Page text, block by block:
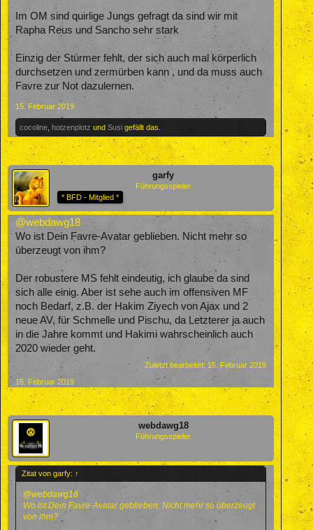
Im OM sind quirlige Jungs gefragt da sind wir mit
Rapha Reus und Sancho sehr stark
Einzig der Stürmer fehlt, der sich auch mal körperlich
durchsetzen und zermürben kann , und da muss auch
Favre zur Not dazulernen.
15. Februar 2019
cocoline hotzenplotz und Susi gefällt das.
garfy
Führungsspieler
* BFD - Mitglied *
@webdawg18
Wo ist Dein Favre-Avatar geblieben. Nicht mehr so
überzeugt von ihm?
Der robustere MS fehlt eindeutig, ich glaube da sind
sich alle einig. Aber ist sehe auch im offensiven MF
noch Bedarf, z.B. der Hakim Ziyech von Ajax und 2
neue AV, für Schmelle und Pischu, da Letzterer ja auch
in die Jahre kommt und Hakimi wahrscheinlich auch
2020 wieder geht.
Zuletzt bearbeitet:15. Februar 2019
15. Februar 2019
webdawg18
Führungsspieler
Zitat von garfy: ↑
@webdawg18
Wo ist Dein Favre-Avatar geblieben. Nicht mehr so überzeugt
von ihm?